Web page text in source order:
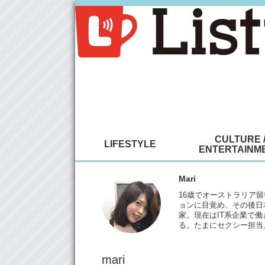
LIFESTYLE
CULTURE /
Mari
16歳でオーストラリア
ョンに目覚め、その後
家。現在はIT系企業で
る。たまにセクシー担当
mari